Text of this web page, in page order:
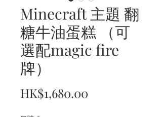
Minecraft 主題 翻
糖牛油蛋糕 （可
選配magic fire
牌）
HK$1,680.00